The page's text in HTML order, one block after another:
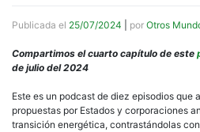
Publicada el 25/07/2024 por Otros
Compartimos el cuarto capítulo de este
de julio del 2024
Este es un podcast de diez episodios que
propuestas por Estados y corporaciones
transición energética, contrastándolas